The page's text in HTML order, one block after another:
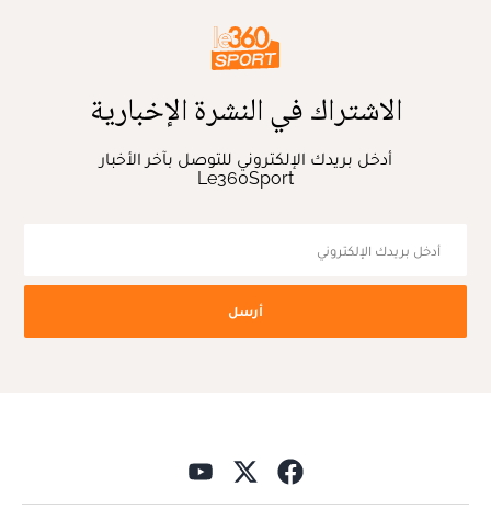
الاشتراك في النشرة الإخبارية
أدخل بريدك الإلكتروني للتوصل بآخر الأخبار
Le360Sport
أرسل